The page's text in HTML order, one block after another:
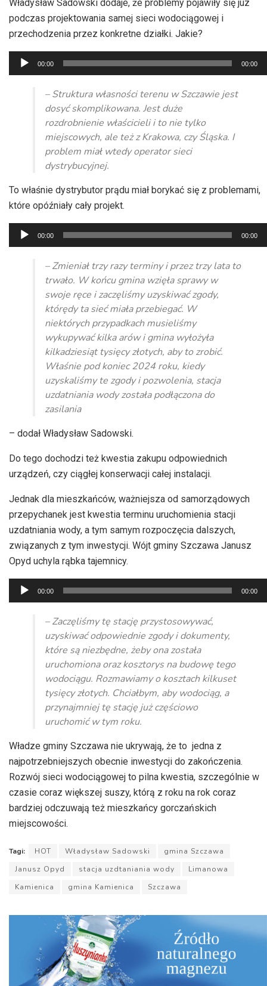
Władysław Sadowski dodaje, że problemy pojawiły się juz
podczas projektowania samej sieci wodociągowej i
przechodzenia przez konkretne działki. Jakie?
Odtwarzacz
plików
dźwiękowych
00:00 00:00
– Struktura własności terenu w Szczawie jest
dosyć skomplikowana. Jest duże
rozdrobnienie właścicieli i to nie tylko
miejscowych, ale też z Krakowa, czy Śląska. I
problem miał wtedy operator sieci
dystrybucyjnej.
To właśnie dystrybutor prądu miał borykać się z problemami,
które opóźniały cały projekt.
Odtwarzacz
plików
dźwiękowych
00:00 00:00
– Zmieniał trzy razy terminy i przez trzy lata to
trwało. W końcu gmina wzięła sprawy w
swoje ręce i zaczęliśmy uzyskiwać zgody,
którędy ta sieć miała przebiegać. W
niektórych przypadkach musieliśmy
wykupywać kilka arów i gmina wyłożyła
kilkadziesiąt tysięcy złotych, aby to zrobić.
Właśnie pod koniec 2024 roku, kiedy
uzyskaliśmy te zgody i pozwolenia, stacja
uzdatniania wody została podłączona do
zasilania
– dodał Władysław Sadowski.
Do tego dochodzi też kwestia zakupu odpowiednich
urządzeń, czy ciągłej konserwacji całej instalacji.
Jednak dla mieszkańców, ważniejsza od samorządowych
przepychanek jest kwestia terminu uruchomienia stacji
uzdatniania wody, a tym samym rozpoczęcia dalszych,
związanych z tym inwestycji. Wójt gminy Szczawa Janusz
Opyd uchyla rąbka tajemnicy.
Odtwarzacz
plików
dźwiękowych
00:00 00:00
– Zaczęliśmy tę stację przystosowywać,
uzyskiwać odpowiednie zgody i dokumenty,
które są niezbędne, żeby ona została
uruchomiona oraz kosztorys na budowę tego
wodociągu. Rozmawiamy o kosztach kilkuset
tysięcy złotych. Chciałbym, aby wodociąg, a
przynajmniej tę stację już częściowo
uruchomić w tym roku.
Władze gminy Szczawa nie ukrywają, że to jedna z
najpotrzebniejszych obecnie inwestycji do zakończenia.
Rozwój sieci wodociągowej to pilna kwestia, szczególnie w
czasie coraz większej suszy, którą z roku na rok coraz
bardziej odczuwają też mieszkańcy gorczańskich
miejscowości.
Tagi: HOT Władysław Sadowski
gmina Szczawa
Janusz Opyd
stacja uzdtaniania wody
Limanowa
Kamienica
gmina Kamienica Szczawa